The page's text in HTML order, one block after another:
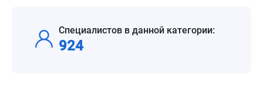
Специалистов в данной категории:
924